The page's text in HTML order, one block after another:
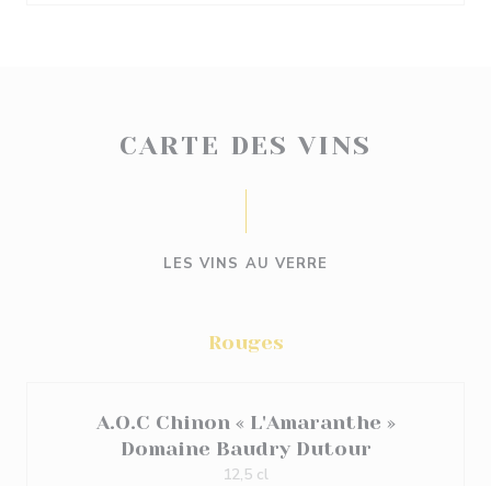
CARTE DES VINS
LES VINS AU VERRE
Rouges
A.O.C Chinon « L'Amaranthe »
Domaine Baudry Dutour
12,5 cl